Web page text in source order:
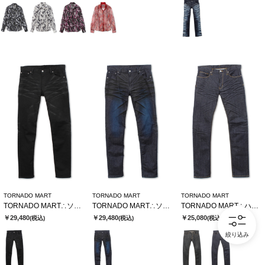
TORNADO MART
TORNADO MART∴ソフトヴィンテージスリムデニム
￥29,480(税込)
TORNADO MART
TORNADO MART∴ソフトヴィンテージスリムデニム
￥29,480(税込)
TORNADO MART
TORNADO MART∴ハイブリッドリジットデニム
￥25,080(税込)
絞り込み